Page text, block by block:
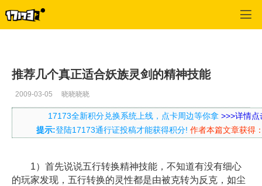
推荐几个真正适合妖族灵剑的精神技能
2009-03-05 晓晓晓晓
17173全新积分兑换系统上线，点卡周边等你拿 >>>详情点
提示:登陆17173通行证投稿才能获得积分! 作者本篇文章获得
1）首先说说五行转换精神技能，不知道有没有细心
的玩家发现，五行转换的灵性都是由被克转为反克，如尘